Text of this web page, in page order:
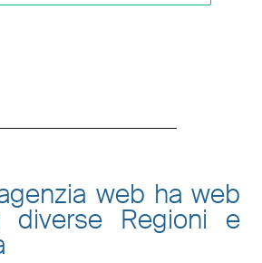
web ha web
diverse Regioni e